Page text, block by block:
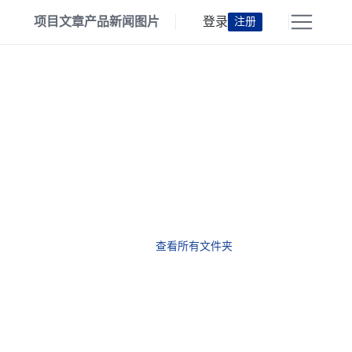
项目文章产品新闻 图片 登录 注册
查看所有文件夹